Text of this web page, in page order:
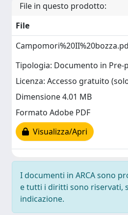
File in questo prodotto:
File
Tipologia: Documento in Pre-
Licenza: Accesso gratuito
Dimensione 4.01 MB
Formato Adobe PDF
Visualizza/Apri
I documenti in ARCA sono
e tutti i diritti sono riservati,
indicazione.